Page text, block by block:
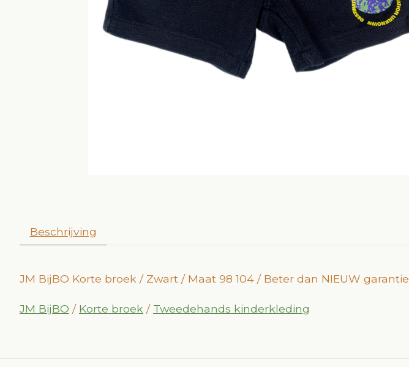
Beschrijving
JM BijBO Korte broek / Zwart / Maat 98 104 / Beter dan NIEUW garantie
JM BijBO / Korte broek / Tweedehands kinderkleding